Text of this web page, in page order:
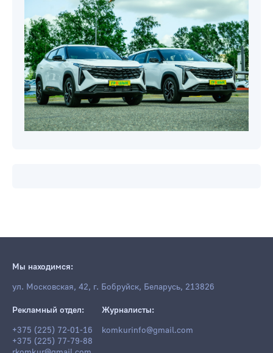
Мы находимся:
ул. Московская, 42, г. Бобруйск, Беларусь, 213826
Рекламный отдел:
+375 (225) 72-01-16
+375 (225) 77-79-88
Журналисты:
komkurinfo@gmail.com